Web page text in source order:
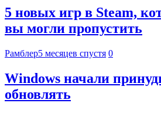
5 новых игр в Steam,
вы могли пропустить
Рамблер5 месяцев спустя 0
Windows начали
обновлять